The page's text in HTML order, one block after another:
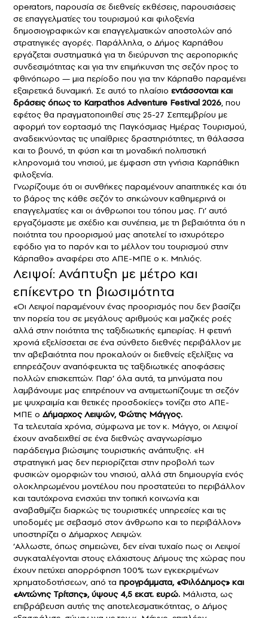
operators, παρουσία σε διεθνείς εκθέσεις, παρουσιάσεις
σε επαγγελματίες του τουρισμού και φιλοξενία
δημοσιογραφικών και επαγγελματικών αποστολών από
στρατηγικές αγορές. Παράλληλα, ο Δήμος Καρπάθου
εργάζεται συστηματικά για τη διεύρυνση της αεροπορικής
συνδεσιμότητας και για την επιμήκυνση της σεζόν προς το
φθινόπωρο — μια περίοδο που για την Κάρπαθο παραμένει
εξαιρετικά δυναμική. Σε αυτό το πλαίσιο εντάσσονται και
δράσεις όπως το Karpathos Adventure Festival 2026, που
εφέτος θα πραγματοποιηθεί στις 25-27 Σεπτεμβρίου με
αφορμή τον εορτασμό της Παγκόσμιας Ημέρας Τουρισμού,
αναδεικνύοντας τις υπαίθριες δραστηριότητες, τη θάλασσα
και το βουνό, τη φύση και τη μοναδική πολιτιστική
κληρονομιά του νησιού, με έμφαση στη γνήσια Καρπάθικη
φιλοξενία.
Γνωρίζουμε ότι οι συνθήκες παραμένουν απαιτητικές και ότι
το βάρος της κάθε σεζόν το σηκώνουν καθημερινά οι
επαγγελματίες και οι άνθρωποι του τόπου μας. Γι’ αυτό
εργαζόμαστε με σχέδιο και συνέπεια, με τη βεβαιότητα ότι η
ποιότητα του προορισμού μας αποτελεί το ισχυρότερο
εφόδιο για το παρόν και το μέλλον του τουρισμού στην
Κάρπαθο» αναφέρει στο ΑΠΕ-ΜΠΕ ο κ. Μηλιός.
Λειψοί: Ανάπτυξη με μέτρο και
επίκεντρο τη βιωσιμότητα
«Οι Λειψοί παραμένουν ένας προορισμός που δεν βασίζει
την πορεία του σε μεγάλους αριθμούς και μαζικές ροές
αλλά στην ποιότητα της ταξιδιωτικής εμπειρίας. Η φετινή
χρονιά εξελίσσεται σε ένα σύνθετο διεθνές περιβάλλον με
την αβεβαιότητα που προκαλούν οι διεθνείς εξελίξεις να
επηρεάζουν αναπόφευκτα τις ταξιδιωτικές αποφάσεις
πολλών επισκεπτών. Παρ’ όλα αυτά, τα μηνύματα που
λαμβάνουμε μας επιτρέπουν να αντιμετωπίζουμε τη σεζόν
με ψυχραιμία και θετικές προσδοκίες» τονίζει στο ΑΠΕ-
ΜΠΕ ο Δήμαρχος Λειψών, Φώτης Μάγγος.
Τα τελευταία χρόνια, σύμφωνα με τον κ. Μάγγο, οι Λειψοί
έχουν αναδειχθεί σε ένα διεθνώς αναγνωρίσιμο
παράδειγμα βιώσιμης τουριστικής ανάπτυξης. «Η
στρατηγική μας δεν περιορίζεται στην προβολή των
φυσικών ομορφιών του νησιού, αλλά στη δημιουργία ενός
ολοκληρωμένου μοντέλου που προστατεύει το περιβάλλον
και ταυτόχρονα ενισχύει την τοπική κοινωνία και
αναβαθμίζει διαρκώς τις τουριστικές υπηρεσίες και τις
υποδομές με σεβασμό στον άνθρωπο και το περιβάλλον»
υποστηρίζει ο Δήμαρχος Λειψών.
‘Αλλωστε, όπως σημειώνει, δεν είναι τυχαίο πως οι Λειψοί
συγκαταλέγονται στους ελάχιστους Δήμους της χώρας που
έχουν πετύχει απορρόφηση 100% των εγκεκριμένων
χρηματοδοτήσεων, από τα προγράμματα, «ΦιλόΔημος» και
«Αντώνης Τρίτσης», ύψους 4,5 εκατ. ευρώ. Μάλιστα, ως
επιβράβευση αυτής της αποτελεσματικότητας, ο Δήμος